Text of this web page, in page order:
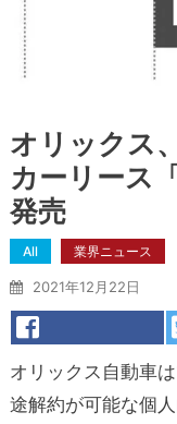
オリックス
カーリース
発売
All 業界ニュース
2021年12月22日
オリックス自動車
途解約が可能な個